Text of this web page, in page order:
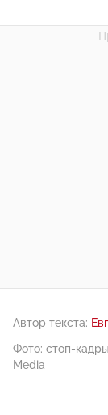
Автор текста:
Фото: стоп-
Media